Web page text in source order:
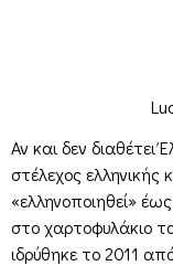
Αν και δεν διαθέτει
στέλεχος
«ελληνοποιηθεί»
στο χαρτοφυλάκιο
ιδρύθηκε το 2011